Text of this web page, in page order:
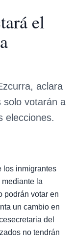
el
aclara
solo votarán a
elecciones.
los inmigrantes
la
podrán votar en
un cambio en
del
no tendrán